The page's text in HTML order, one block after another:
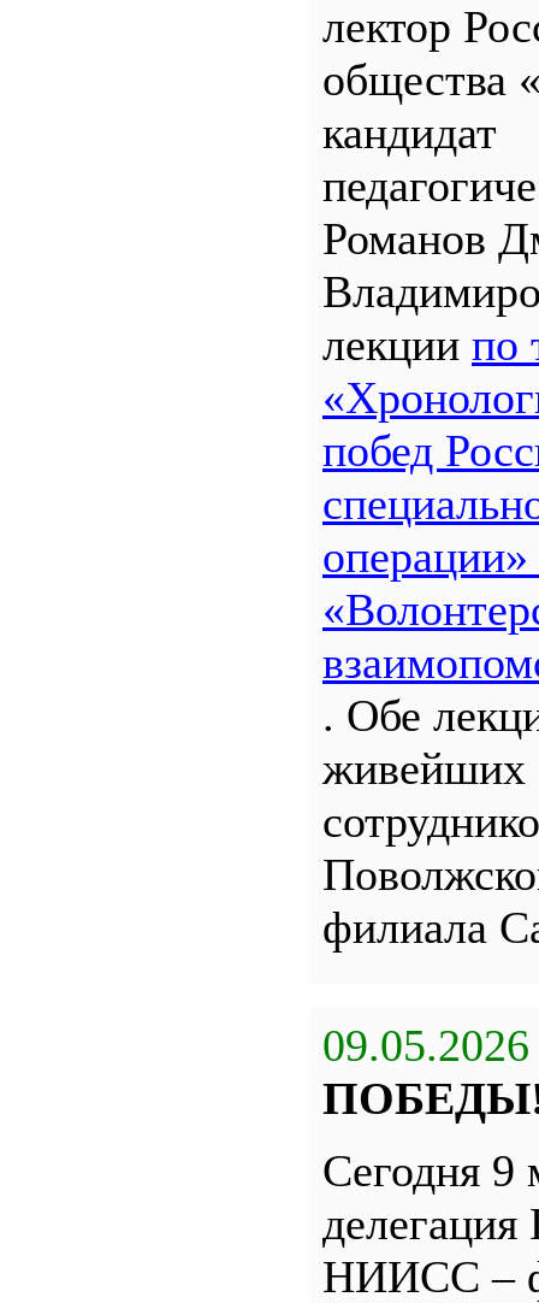
лектор
общества
кандидат
Романов
лекции по
побед
. Обе
живейших
филиала
09.05.2026
Сегодня 9
НИИСС –